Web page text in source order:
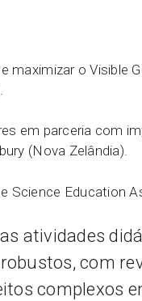
maximizar o Visible
em parceria com
(Nova Zelândia).
Science Education
atividades
com
complexos